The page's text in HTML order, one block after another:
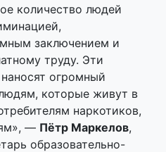
количество людей
заключением и
труду. Эти
огромный
которые живут в
наркотиков,
— Пётр Маркелов,
образовательно-